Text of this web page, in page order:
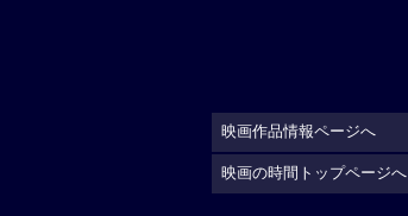
映画作品情報ページへ
映画の時間トップページへ